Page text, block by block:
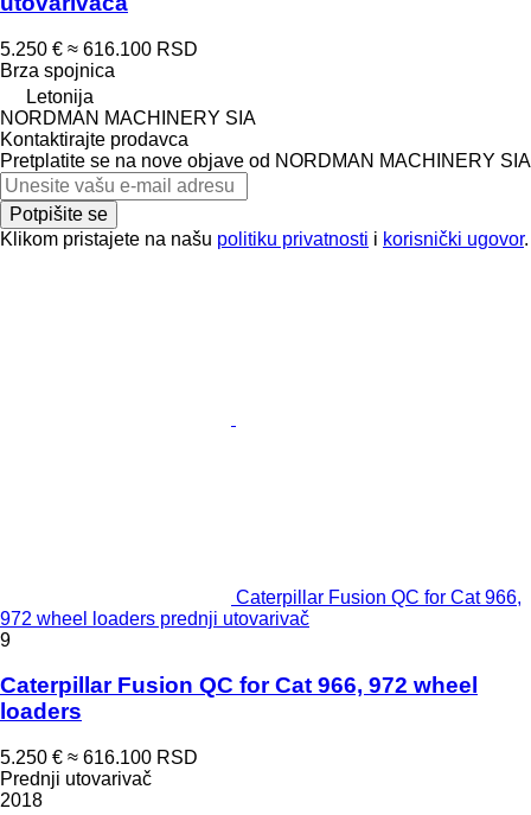
5.250 € ≈ 616.100 RSD
Brza spojnica
Letonija
NORDMAN MACHINERY SIA
Kontaktirajte prodavca
Pretplatite se na nove objave od NORDMAN MACHINERY SIA
Potpišite se
Klikom pristajete na našu politiku privatnosti i korisnički ugovor.
Caterpillar Fusion QC for Cat 966,
972 wheel loaders prednji utovarivač
9
Caterpillar Fusion QC for Cat 966, 972 wheel
loaders
5.250 € ≈ 616.100 RSD
Prednji utovarivač
2018